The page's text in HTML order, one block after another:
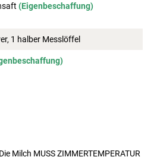
(Eigenbeschaffung)
1 halber Messlöffel
Milch MUSS ZIMMERTEMPERATUR